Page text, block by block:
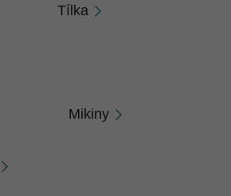
Tílka
Mikiny